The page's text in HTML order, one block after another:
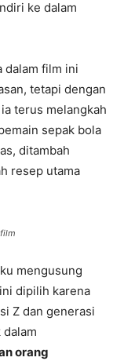
ke dalam
dalam film ini
tetapi dengan
terus melangkah
sepak bola
ditambah
resep utama
mengusung
dipilih karena
Z dan generasi
orang